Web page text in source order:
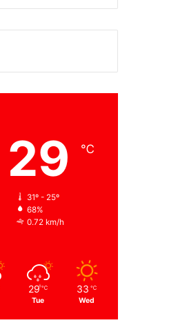
29 ℃
31º - 25º
68%
0.72 km/h
29 ℃
Tue
33 ℃
Wed